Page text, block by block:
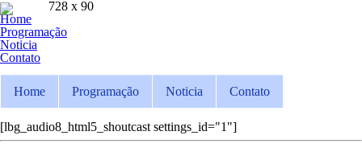
728 x 90
Home Programação Noticia Contato
Home
Programação
Noticia
Contato
[lbg_audio8_html5_shoutcast settings_id="1"]